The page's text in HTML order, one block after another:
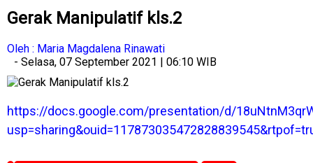
Gerak Manipulatif kls.2
Oleh : Maria Magdalena Rinawati
- Selasa, 07 September 2021 | 06:10 WIB
https://docs.google.com/presentation/d/